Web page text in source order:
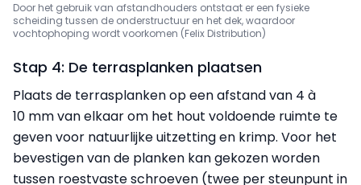
Door het gebruik van afstandhouders ontstaat er een fysieke
scheiding tussen de onderstructuur en het dek, waardoor
vochtophoping wordt voorkomen (Felix Distribution)
Stap 4: De terrasplanken plaatsen
Plaats de terrasplanken op een afstand van 4 à
10 mm van elkaar om het hout voldoende ruimte te
geven voor natuurlijke uitzetting en krimp. Voor het
bevestigen van de planken kan gekozen worden
tussen roestvaste schroeven (twee per steunpunt in